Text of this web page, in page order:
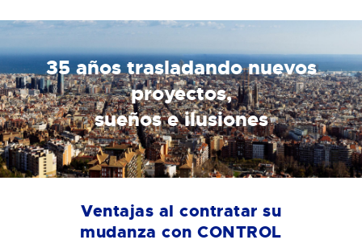
35 años trasladando nuevos
proyectos,
sueños e ilusiones
Ventajas al contratar su
mudanza con CONTROL